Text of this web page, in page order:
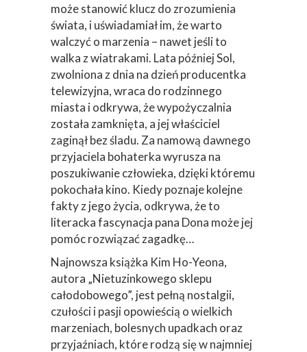
może stanowić klucz do zrozumienia
świata, i uświadamiał im, że warto
walczyć o marzenia – nawet jeśli to
walka z wiatrakami. Lata później Sol,
zwolniona z dnia na dzień producentka
telewizyjna, wraca do rodzinnego
miasta i odkrywa, że wypożyczalnia
została zamknięta, a jej właściciel
zaginął bez śladu. Za namową dawnego
przyjaciela bohaterka wyrusza na
poszukiwanie człowieka, dzięki któremu
pokochała kino. Kiedy poznaje kolejne
fakty z jego życia, odkrywa, że to
literacka fascynacja pana Dona może jej
pomóc rozwiązać zagadkę…
Najnowsza książka Kim Ho-Yeona,
autora „Nietuzinkowego sklepu
całodobowego”, jest pełną nostalgii,
czułości i pasji opowieścią o wielkich
marzeniach, bolesnych upadkach oraz
przyjaźniach, które rodzą się w najmniej